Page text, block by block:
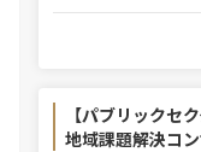
【パブリックセ
地域課題解決コ